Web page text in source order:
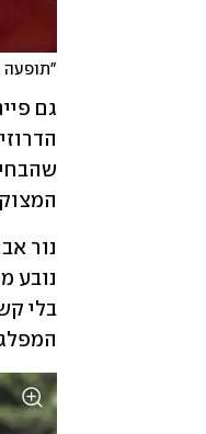
"תופעה